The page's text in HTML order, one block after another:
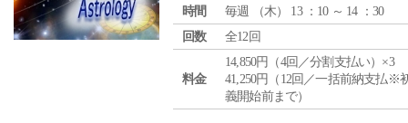
時間
毎週 （木） 13 ：10 ～ 14 ：30
回数
全12回
料金
14,850円（4回／分割支払い）×3
41,250円（12回／一括前納支払※
義開始前まで）